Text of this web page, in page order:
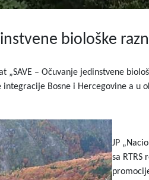
biološke
– Očuvanje jedinstvene
Bosne i Hercegovine a
JP
sa